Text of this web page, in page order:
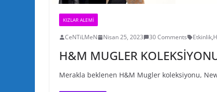
KIZLAR ALEMI
CeNTiLMeN Nisan 25, 2023 30 Comments Etkinlik,
H&M MUGLER
Merakla beklenen H&M Mugler koleksiyonu,